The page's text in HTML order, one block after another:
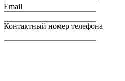
Email
Контактный номер телефона